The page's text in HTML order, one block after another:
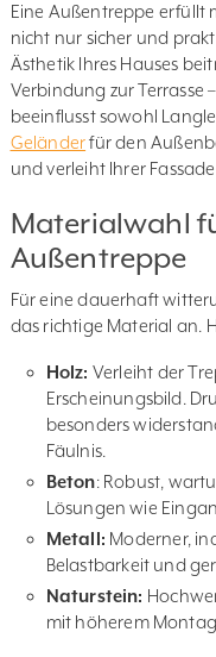
Eine Außentreppe erfüllt
nicht nur sicher und
Ästhetik Ihres Hauses
Verbindung zur Terrasse
beeinflusst sowohl
Geländerfür den
und verleiht Ihrer
Materialwahl
Außentreppe
Für eine dauerhaft
das richtige Material an.
Holz: Verleiht der
Erscheinungsbild.
besonders
Fäulnis.
Beton: Robust,
Lösungen wie
Metall: Moderner,
Belastbarkeit und
Naturstein:
mit höherem